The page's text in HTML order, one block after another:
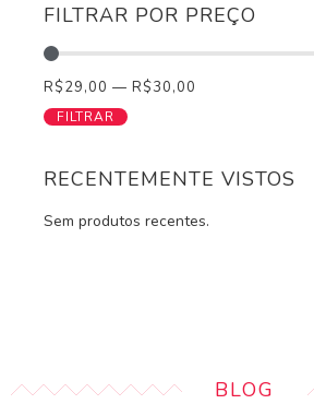
FILTRAR POR PREÇO
R$29,00 — R$30,00
FILTRAR
RECENTEMENTE VISTOS
Sem produtos recentes.
BLOG